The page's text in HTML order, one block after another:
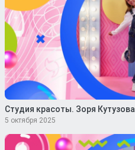
Студия красоты. Зоря Кутузова
5 октября 2025